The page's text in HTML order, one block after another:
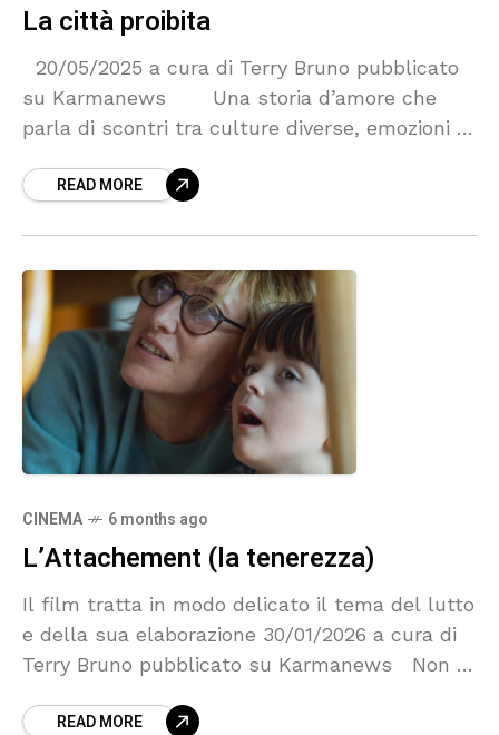
La città proibita
20/05/2025 a cura di Terry Bruno pubblicato
su Karmanews Una storia d’amore che
parla di scontri tra culture diverse, emozioni e
READ MORE
CINEMA 6 months ago
L’Attachement (la tenerezza)
Il film tratta in modo delicato il tema del lutto
e della sua elaborazione 30/01/2026 a cura di
Terry Bruno pubblicato su Karmanews Non è
READ MORE